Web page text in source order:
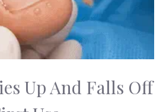
Up And Falls Off